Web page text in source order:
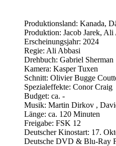
Produktionsland: Kanada,
Produktion: Jacob Jarek,
Erscheinungsjahr: 2024
Regie: Ali Abbasi
Drehbuch: Gabriel Sherman
Kamera: Kasper Tuxen
Schnitt: Olivier Bugge
Spezialeffekte: Conor Craig
Budget: ca. -
Musik: Martin Dirkov ,
Länge: ca. 120 Minuten
Freigabe: FSK 12
Deutscher Kinostart: 17.
Deutsche DVD & Blu-Ray